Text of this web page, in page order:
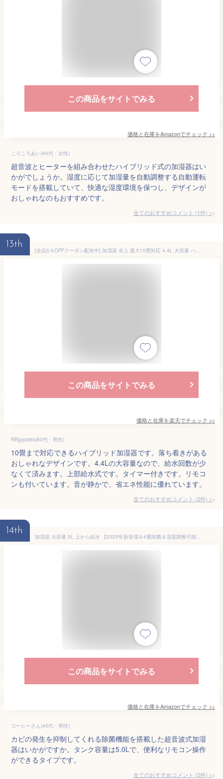
この商品をサイトでみる
価格と在庫をAmazonでチェック >>
ころころあい(40代・女性)
超音波とヒーターを組み合わせたハイブリッド式の加湿器はい
かがでしょうか。湿度に応じて加湿量を自動調整する自動運転
モードを搭載していて、快適な湿度環境を保つし、デザインが
おしゃれなのもおすすめです。
全てのおすすめコメント (1件) >
13th
[全品5％OFFクーポン配布中] 加湿器 卓上 最大10畳対応 4.4L 大容量 ハイブリッド加湿器 卓上加湿器 おしゃれ ハイブリッド式加湿器 アロマ加湿器 小型 コンパクト タイマー付き リモコン付き タッチセンサー オフィス 自動停止機能 静音 省エネ 節電
この商品をサイトでみる
価格と在庫を楽天でチェック >>
RRgypsies(60代・男性)
10畳まで対応できるハイブリッド加湿器です。落ち着きがある
おしゃれなデザインです。4.4Lの大容量なので、給水回数が少
なくて済みます。上部給水式です。タイマー付きです。リモコ
ンも付いています。音が静かで、省エネ性能に優れています。
全てのおすすめコメント (2件) >
14th
加湿器 大容量 5L 上から給水 【2025年新登場＆4重除菌＆湿度調整可能＆乾燥対策】かしつき 超音波式 卓上 ミスト3段階 切タイマー付き 吹出口360°回転 アロマ対応 スリープモード 最大65時間連続稼働 静音 空焚き防止 水漏れ防止 乾燥対策 省エネ 洗いやすい リモコン付き 寝室/子供部屋/リビング/オフィス
この商品をサイトでみる
価格と在庫をAmazonでチェック >>
コーヒーさん(40代・男性)
カビの発生を抑制してくれる除菌機能を搭載した超音波式加湿
器はいかがですか。タンク容量は5.0Lで、便利なリモコン操作
ができるタイプです。
全てのおすすめコメント (2件) >